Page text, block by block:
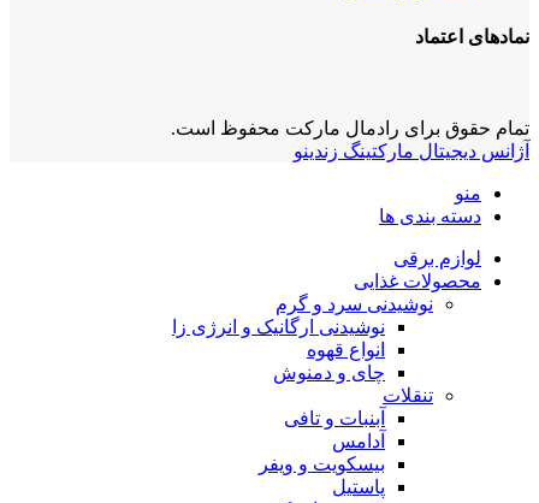
نمادهای‌ اعتماد
تمام حقوق برای رادمال مارکت محفوظ است.
آژانس دیجیتال مارکتینگ زندینو
منو
دسته بندی ها
لوازم برقی
محصولات غذایی
نوشیدنی سرد و گرم
نوشیدنی ارگانیک و انرژی زا
انواع قهوه
چای و دمنوش
تنقلات
آبنبات و تافی
آدامس
بیسکویت و ویفر
پاستیل